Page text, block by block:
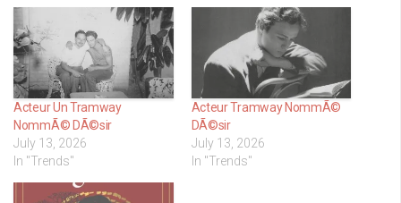
Acteur Un Tramway
NommÃ© DÃ©sir
July 13, 2026
In "Trends"
Acteur Tramway NommÃ©
DÃ©sir
July 13, 2026
In "Trends"